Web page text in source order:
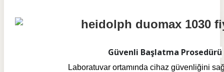
Güvenli Başlatma Prosedürü
Laboratuvar ortamında cihaz güvenliğini